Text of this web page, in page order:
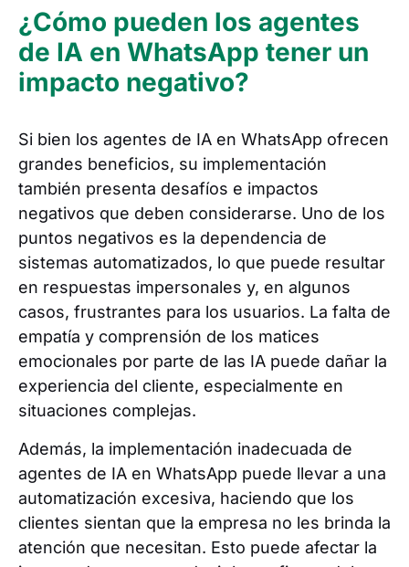
¿Cómo pueden los agentes
de IA en WhatsApp tener un
impacto negativo?
Si bien los agentes de IA en WhatsApp ofrecen
grandes beneficios, su implementación
también presenta desafíos e impactos
negativos que deben considerarse. Uno de los
puntos negativos es la dependencia de
sistemas automatizados, lo que puede resultar
en respuestas impersonales y, en algunos
casos, frustrantes para los usuarios. La falta de
empatía y comprensión de los matices
emocionales por parte de las IA puede dañar la
experiencia del cliente, especialmente en
situaciones complejas.
Además, la implementación inadecuada de
agentes de IA en WhatsApp puede llevar a una
automatización excesiva, haciendo que los
clientes sientan que la empresa no les brinda la
atención que necesitan. Esto puede afectar la